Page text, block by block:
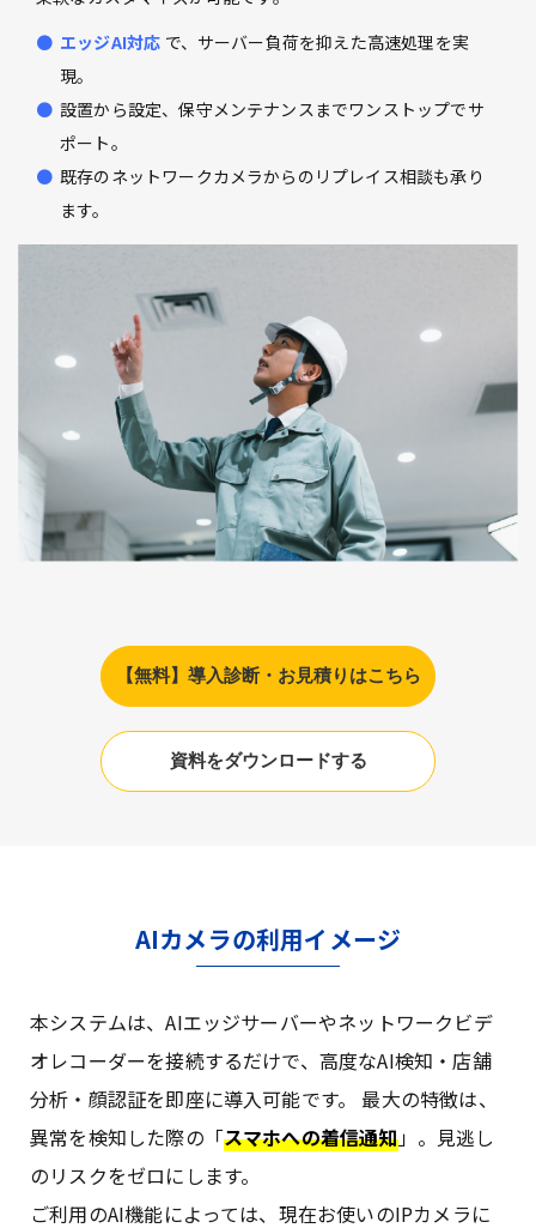
エッジAI対応 で、サーバー負荷を抑えた高速処理を実
現。
設置から設定、保守メンテナンスまでワンストップでサ
ポート。
既存のネットワークカメラからのリプレイス相談も承り
ます。
【無料】導入診断・お見積りはこちら
資料をダウンロードする
AIカメラの利用イメージ
本システムは、AIエッジサーバーやネットワークビデ
オレコーダーを接続するだけで、高度なAI検知・店舗
分析・顔認証を即座に導入可能です。 最大の特徴は、
異常を検知した際の「スマホへの着信通知」。見逃し
のリスクをゼロにします。
ご利用のAI機能によっては、現在お使いのIPカメラに